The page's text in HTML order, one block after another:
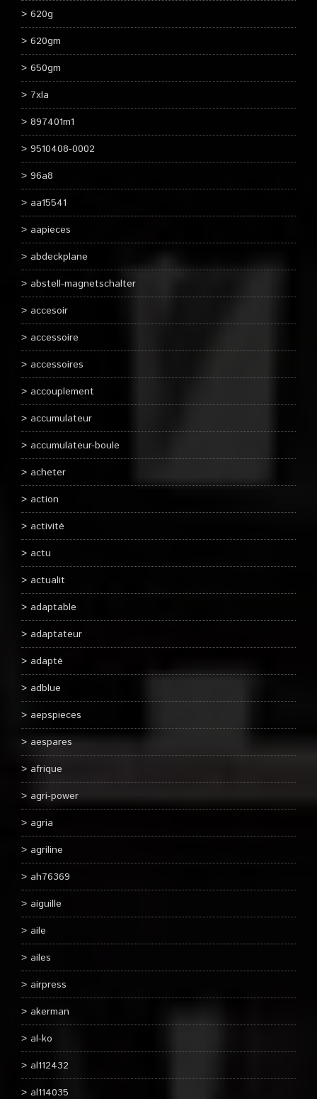
620g
620gm
650gm
7xla
897401m1
9510408-0002
96a8
aa15541
aapieces
abdeckplane
abstell-magnetschalter
accesoir
accessoire
accessoires
accouplement
accumulateur
accumulateur-boule
acheter
action
activité
actu
actualit
adaptable
adaptateur
adapté
adblue
aepspieces
aespares
afrique
agri-power
agria
agriline
ah76369
aiguille
aile
ailes
airpress
akerman
al-ko
al112432
al114035